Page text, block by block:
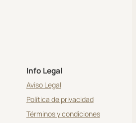
Info Legal
Aviso Legal
Política de privacidad
Términos y condiciones